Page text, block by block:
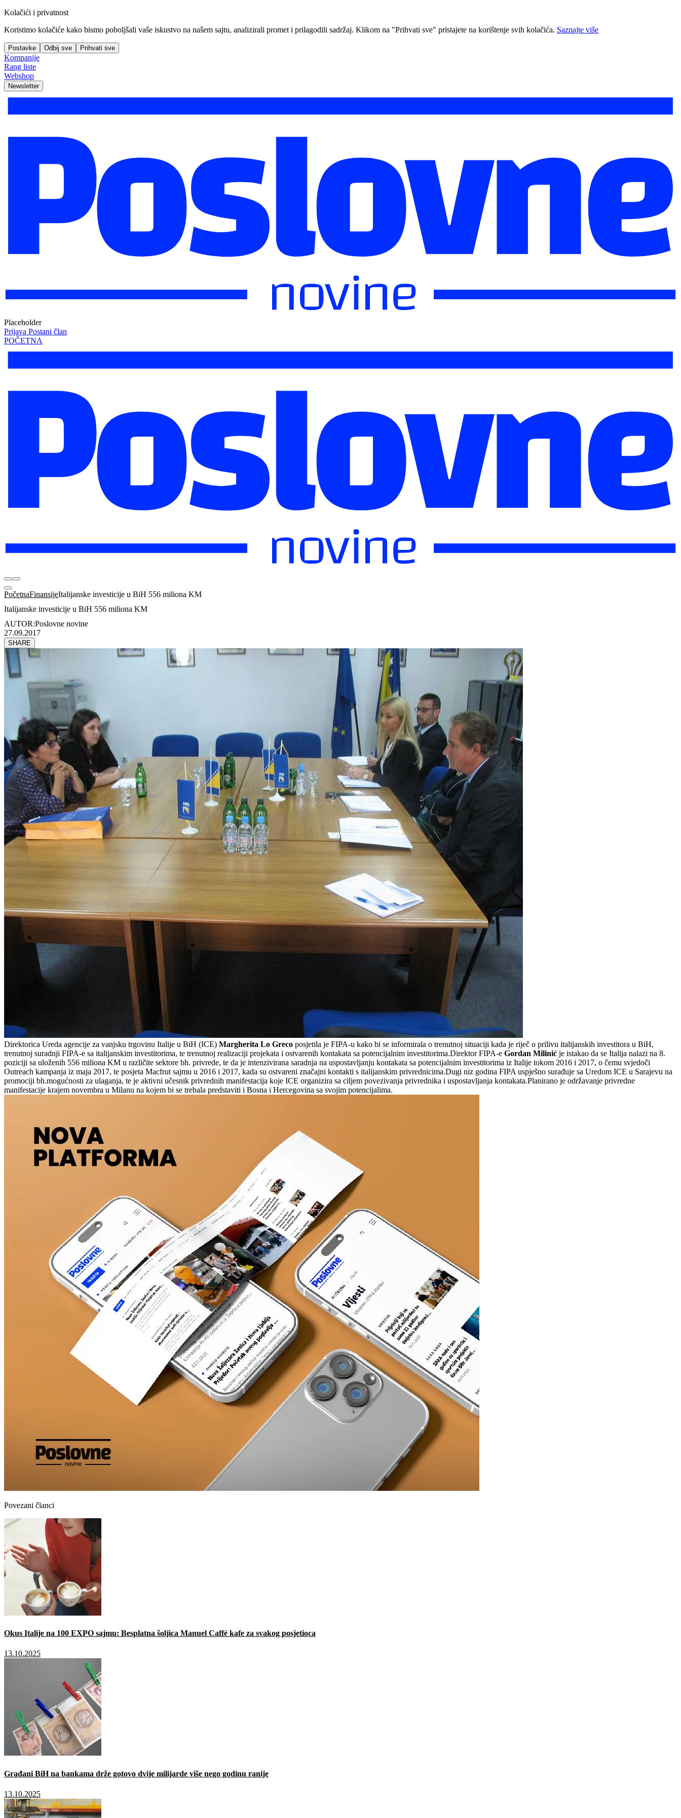
Kolačići i privatnost
Koristimo kolačiće kako bismo poboljšali vaše iskustvo na našem sajtu, analizirali promet i prilagodili sadržaj. Klikom na "Prihvati sve" pristajete na korištenje svih kolačića. Saznajte više
Postavke Odbij sve Prihvati sve
Kompanije
Rang liste
Webshop
Newsletter
Placeholder
Prijava Postani član
POČETNA
PočetnaFinansijeItalijanske investicije u BiH 556 miliona KM
Italijanske investicije u BiH 556 miliona KM
AUTOR:Poslovne novine
27.09.2017
SHARE
Direktorica Ureda agencije za vanjsku trgovinu Italije u BiH (ICE) Margherita Lo Greco posjetila je FIPA-u kako bi se informirala o trenutnoj situaciji kada je riječ o prilivu italijanskih investitora u BiH,
trenutnoj suradnji FIPA-e sa italijanskim investitorima, te trenutnoj realizaciji projekata i ostvarenih kontakata sa potencijalnim investitorima.Direktor FIPA-e Gordan Milinić je istakao da se Italija nalazi na 8.
poziciji sa uloženih 556 miliona KM u različite sektore bh. privrede, te da je intenzivirana saradnja na uspostavljanju kontakata sa potencijalnim investitorima iz Italije tokom 2016 i 2017, o čemu svjedoči
Outreach kampanja iz maja 2017, te posjeta Macfrut sajmu u 2016 i 2017, kada su ostvareni značajni kontakti s italijanskim privrednicima.Dugi niz godina FIPA uspješno surađuje sa Uredom ICE u Sarajevu na
promociji bh.mogućnosti za ulaganja, te je aktivni učesnik privrednih manifestacija koje ICE organizira sa ciljem povezivanja privrednika i uspostavljanja kontakata.Planirano je održavanje privredne
manifestacije krajem novembra u Milanu na kojem bi se trebala predstaviti i Bosna i Hercegovina sa svojim potencijalima.
Povezani članci
Okus Italije na 100 EXPO sajmu: Besplatna šoljica Manuel Caffé kafe za svakog posjetioca
13.10.2025
Građani BiH na bankama drže gotovo dvije milijarde više nego godinu ranije
13.10.2025